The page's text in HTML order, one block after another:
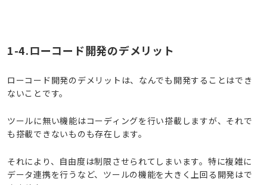
1-4.ローコード開発のデメリット
ローコード開発のデメリットは、なんでも開発することはでき
ないことです。
ツールに無い機能はコーディングを行い搭載しますが、それで
も搭載できないものも存在します。
それにより、自由度は制限させられてしまいます。特に複雑に
データ連携を行うなど、ツールの機能を大きく上回る開発はで